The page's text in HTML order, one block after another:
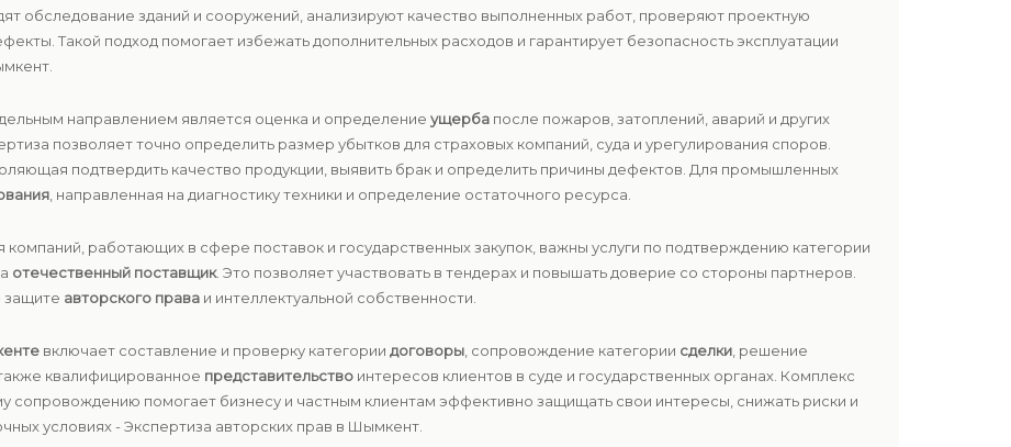
обследование зданий и сооружений, анализируют качество выполненных работ, проверяют проектную
Такой подход помогает избежать дополнительных расходов и гарантирует безопасность эксплуатации
направлением является оценка и определение ущерба после пожаров, затоплений, аварий и других
позволяет точно определить размер убытков для страховых компаний, суда и урегулирования споров.
подтвердить качество продукции, выявить брак и определить причины дефектов. Для промышленных
, направленная на диагностику техники и определение остаточного ресурса.
работающих в сфере поставок и государственных закупок, важны услуги по подтверждению категории
отечественный поставщик. Это позволяет участвовать в тендерах и повышать доверие со стороны партнеров.
защите авторского права и интеллектуальной собственности.
включает составление и проверку категории договоры , сопровождение категории сделки , решение
квалифицированное представительство интересов клиентов в суде и государственных органах. Комплекс
сопровождению помогает бизнесу и частным клиентам эффективно защищать свои интересы, снижать риски и
условиях - Экспертиза авторских прав в Шымкент.